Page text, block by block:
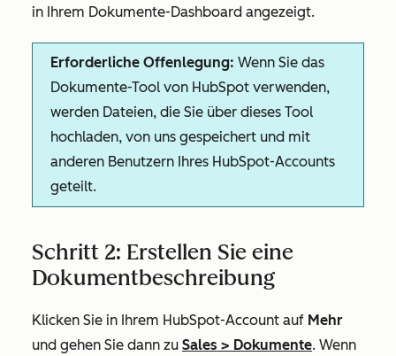
in Ihrem Dokumente-Dashboard angezeigt.
Erforderliche Offenlegung: Wenn Sie das
Dokumente-Tool von HubSpot verwenden,
werden Dateien, die Sie über dieses Tool
hochladen, von uns gespeichert und mit
anderen Benutzern Ihres HubSpot-Accounts
geteilt.
Schritt 2: Erstellen Sie eine
Dokumentbeschreibung
Klicken Sie in Ihrem HubSpot-Account auf Mehr
und gehen Sie dann zu Sales > Dokumente. Wenn